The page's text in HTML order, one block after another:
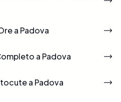
a Padova
a Padova
a Padova